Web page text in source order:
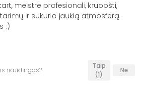
meistrė profesionali, kruopšti,
ir sukuria jaukią atmosferą.
:)
naudingas?
Taip
(1)
Ne